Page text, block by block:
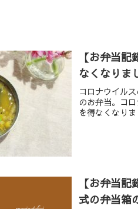
【お弁当
なくなりま
コロナウイル
のお弁当。コ
を得なくなり
【お弁当
式の弁当箱